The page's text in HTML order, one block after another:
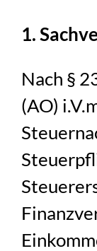
1.
Nach §
(AO)